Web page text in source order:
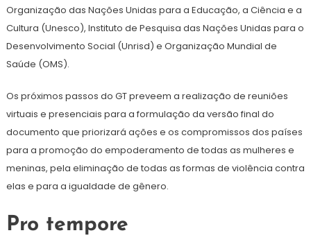
Organização das Nações Unidas para a Educação, a Ciência e a
Cultura (Unesco), Instituto de Pesquisa das Nações Unidas para o
Desenvolvimento Social (Unrisd) e Organização Mundial de
Saúde (OMS).
Os próximos passos do GT preveem a realização de reuniões
virtuais e presenciais para a formulação da versão final do
documento que priorizará ações e os compromissos dos países
para a promoção do empoderamento de todas as mulheres e
meninas, pela eliminação de todas as formas de violência contra
elas e para a igualdade de gênero.
Pro tempore